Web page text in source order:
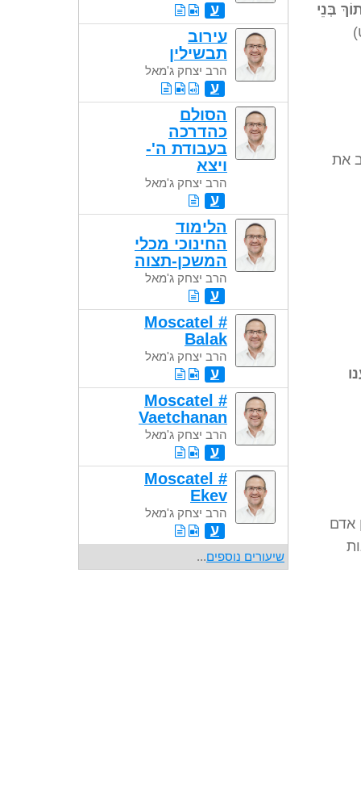
בְּנֵי
את
אדם
ע
עירוב
תבשילין
הרב יצחק ג'מאל
ע
הסולם
כהדרכה
בעבודת ה'-
ויצא
הרב יצחק ג'מאל
ע
הלימוד
החינוכי מכלי
המשכן-תצוה
הרב יצחק ג'מאל
ע
Moscatel #
Balak
הרב יצחק ג'מאל
ע
Moscatel #
Vaetchanan
הרב יצחק ג'מאל
ע
Moscatel #
Ekev
הרב יצחק ג'מאל
ע
שיעורים נוספים...